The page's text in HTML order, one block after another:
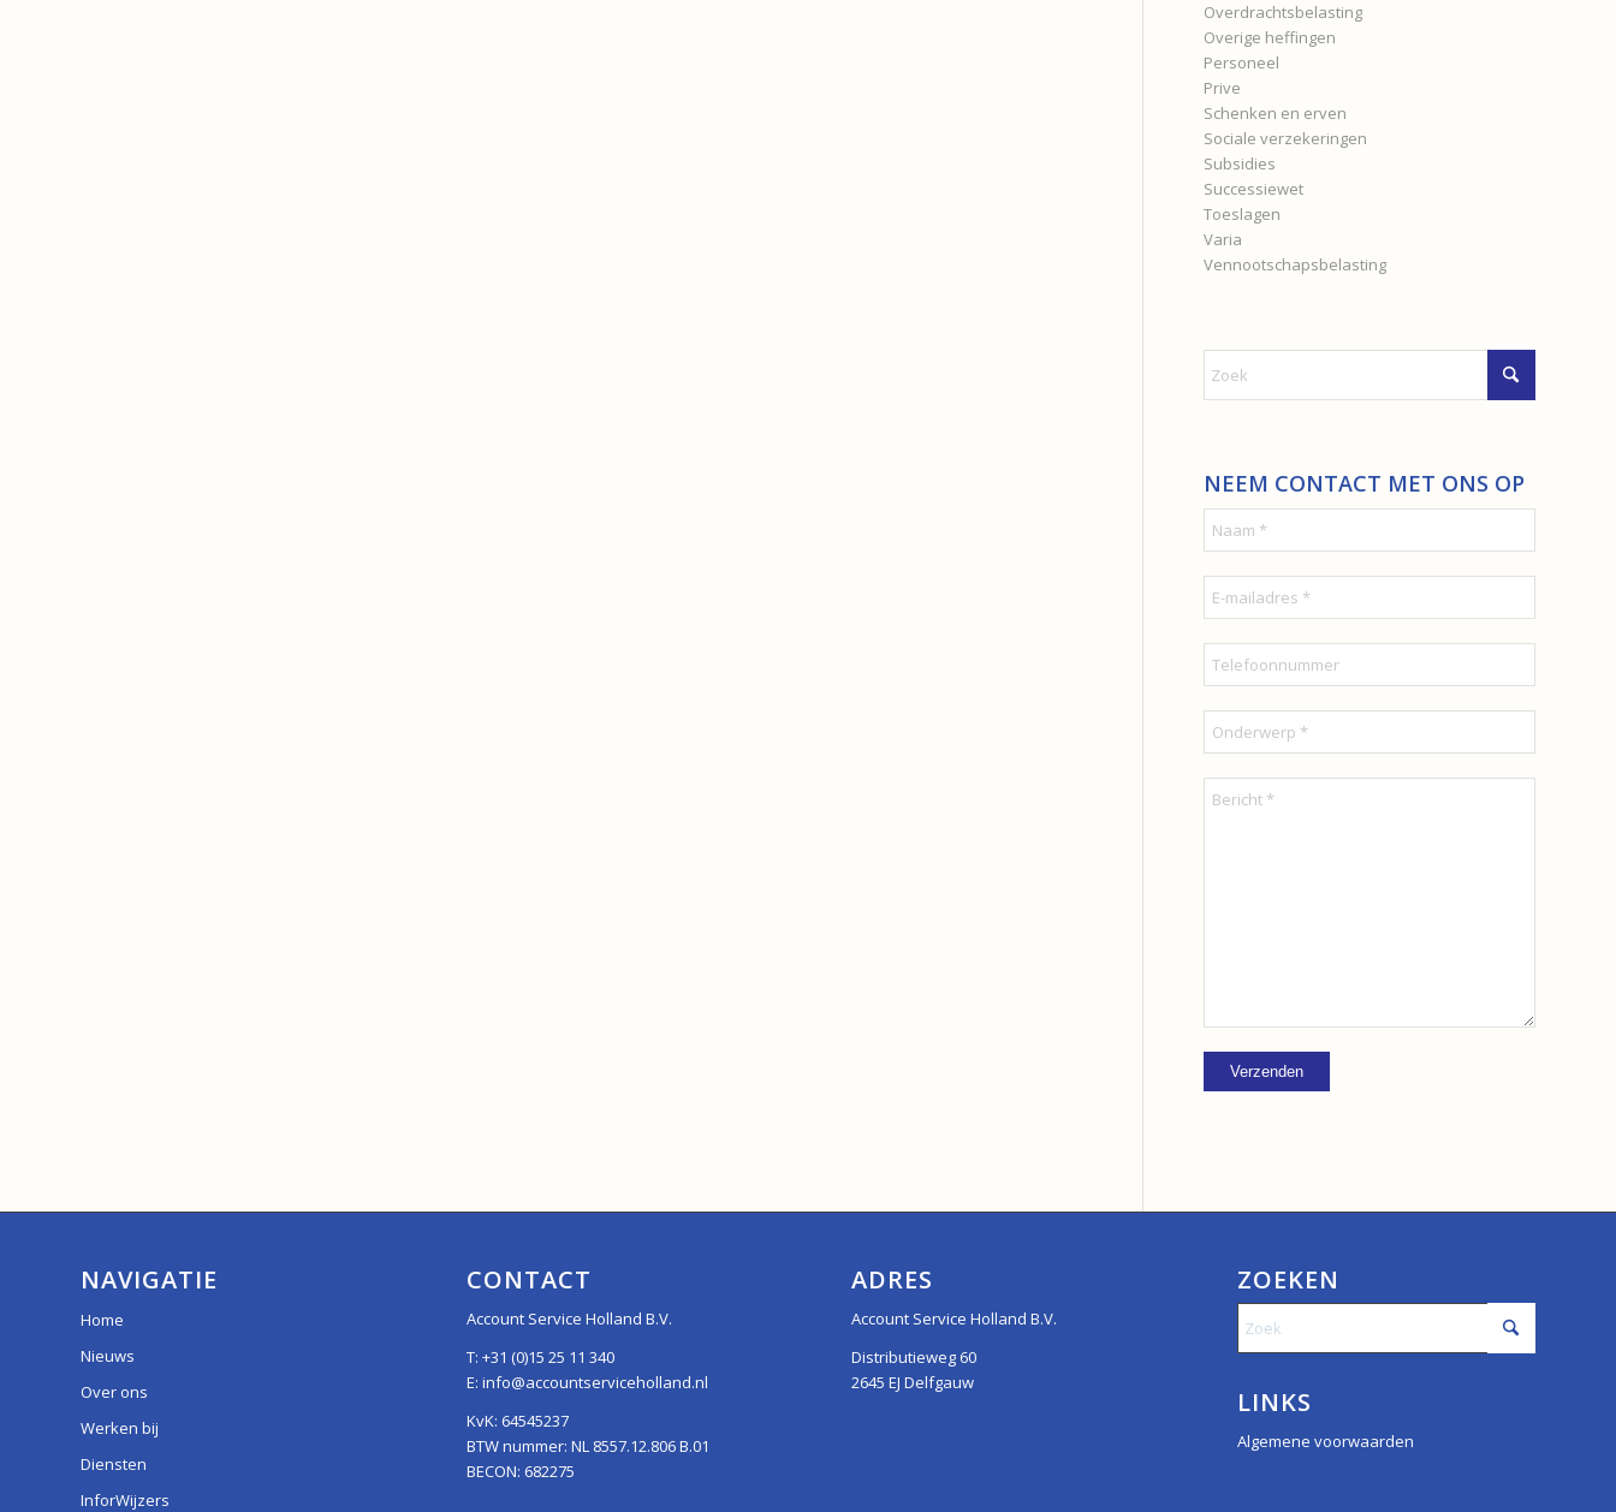
Overdrachtsbelasting
Overige heffingen
Personeel
Prive
Schenken en erven
Sociale verzekeringen
Subsidies
Successiewet
Toeslagen
Varia
Vennootschapsbelasting
NEEM CONTACT MET ONS OP
NAVIGATIE
Home
Nieuws
Over ons
Werken bij
Diensten
InforWijzers
CONTACT
Account Service Holland B.V.
T: +31 (0)15 25 11 340
E: info@accountserviceholland.nl
KvK: 64545237
BTW nummer: NL 8557.12.806 B.01
BECON: 682275
ADRES
Account Service Holland B.V.
Distributieweg 60
2645 EJ Delfgauw
ZOEKEN
LINKS
Algemene voorwaarden